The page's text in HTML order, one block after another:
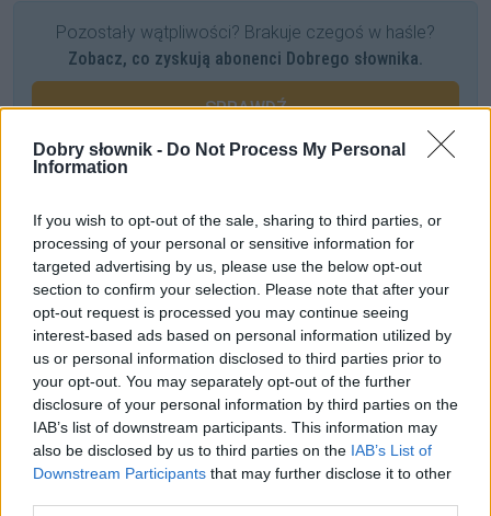
Dobry słownik - Do Not Process My Personal
Information
If you wish to opt-out of the sale, sharing to third parties, or
processing of your personal or sensitive information for
targeted advertising by us, please use the below opt-out
section to confirm your selection. Please note that after your
opt-out request is processed you may continue seeing
interest-based ads based on personal information utilized by
us or personal information disclosed to third parties prior to
your opt-out. You may separately opt-out of the further
disclosure of your personal information by third parties on the
IAB’s list of downstream participants. This information may
also be disclosed by us to third parties on the IAB’s List of
Downstream Participants that may further disclose it to other
Pozostały wątpliwości? Brakuje czegoś w haśle?
Zobacz, co zyskują abonenci Dobrego słownika.
SPRAWDŹ
Nie mylić zamachowców z wychowawcami!
Łączliwość
Pomarańcza czy pomarańcz?
Ciekawostki
lwia część— Dlaczegolwia część?
psim swędem— Psia historia
zagiąć parol— Pochodzenie zwrotuzagiąć parol